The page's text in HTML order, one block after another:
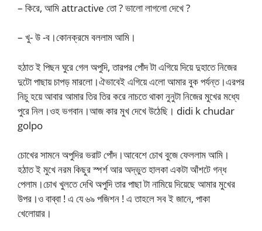
– কিরে, আমি attractive তো ? ভালো লাগলো দেখে ?
– খু- উ -ব।কোনক্রমে বললাম আমি।
হঠাত ই পিছন ঘুরে গেল অপুদি, তারপর পোঁদ টা এগিয়ে দিয়ে দুহাতে নিজের
দুটো পাছায় চাপড় মারলো।ঐভাবেই এগিয়ে এলো আমার বুক পর্যন্ত।এরপর
নিচু হয়ে আবার আমার তির তির করে নাচতে থাকা নুনুটা নিজের মুখের মধ্যে
পুরে নিল।ওহ ভগবান।আজ কার মুখ দেখে উঠেছি। didi k chudar
golpo
চোখের সামনে অপুদির ভরাট পোঁদ।আবেশে চোখ বুজে ফেললাম আমি।
হঠাত ই মুখে নরম কিছুর স্পর্শ আর অদ্ভুত হালকা একটা আঁশটে গন্ধ
পেলাম।চোখ খুলতে দেখি অপুদি তার পাছা টা নামিয়ে দিয়েছে আমার মুখের
উপর।ও বাব্বা ! এ যে ৬৯ পজিশন ! এ তাহলে সব ই জানে, পাকা
খেলোয়ার।